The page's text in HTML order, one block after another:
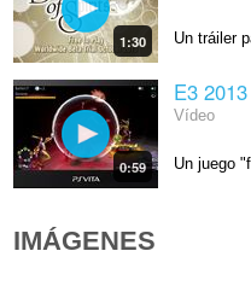
1:30
Un tráiler
0:59
E3 2013
Vídeo
Un juego
IMÁGENES